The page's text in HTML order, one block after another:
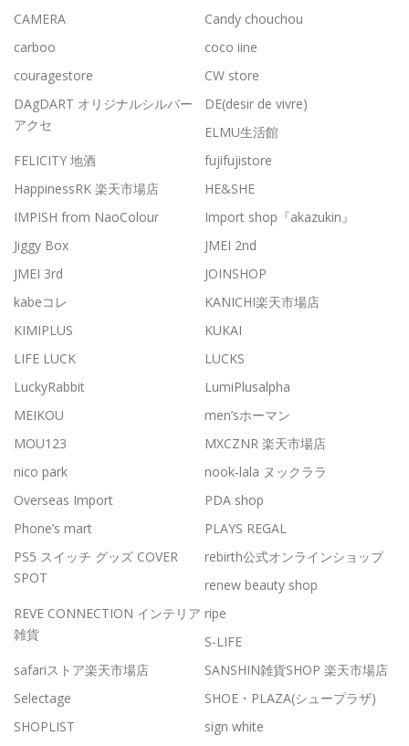
CAMERA
Candy chouchou
carboo
coco iine
couragestore
CW store
DAgDART オリジナルシルバー
アクセ
DE(desir de vivre)
ELMU生活館
FELICITY 地酒
fujifujistore
HappinessRK 楽天市場店
HE&SHE
IMPISH from NaoColour
Import shop『akazukin』
Jiggy Box
JMEI 2nd
JMEI 3rd
JOINSHOP
kabeコレ
KANICHI楽天市場店
KIMIPLUS
KUKAI
LIFE LUCK
LUCKS
LuckyRabbit
LumiPlusalpha
MEIKOU
men’sホーマン
MOU123
MXCZNR 楽天市場店
nico park
nook-lala ヌックララ
Overseas Import
PDA shop
Phone’s mart
PLAYS REGAL
PS5 スイッチ グッズ COVER
SPOT
rebirth公式オンラインショップ
renew beauty shop
REVE CONNECTION インテリア
雑貨
ripe
S-LIFE
safariストア楽天市場店
SANSHIN雑貨SHOP 楽天市場店
Selectage
SHOE・PLAZA(シュープラザ)
SHOPLIST
sign white